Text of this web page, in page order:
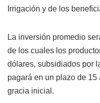
Irrigación y de los
La inversión promedio
de los cuales los
dólares, subsidiados por
pagará en un plazo de
gracia inicial.